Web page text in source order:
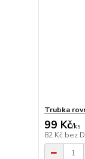
Trubka
99 Kč/ks
82 Kč bez